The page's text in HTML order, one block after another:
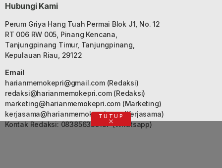
Hubungi Kami
Perum Griya Hang Tuah Permai Blok J1, No. 12
RT 006 RW 005, Pinang Kencana,
Tanjungpinang Timur, Tanjungpinang,
Kepulauan Riau, 29122
Email
harianmemokepri@gmail.com(Redaksi)
redaksi@harianmemokepri.com(Redaksi)
marketing@harianmemokepri.com(Marketing)
kerjasama@harianmemokepri.com(Kerjasama)
Kontak Redaksi: 083856335187 (Whatsapp)
TUTUP